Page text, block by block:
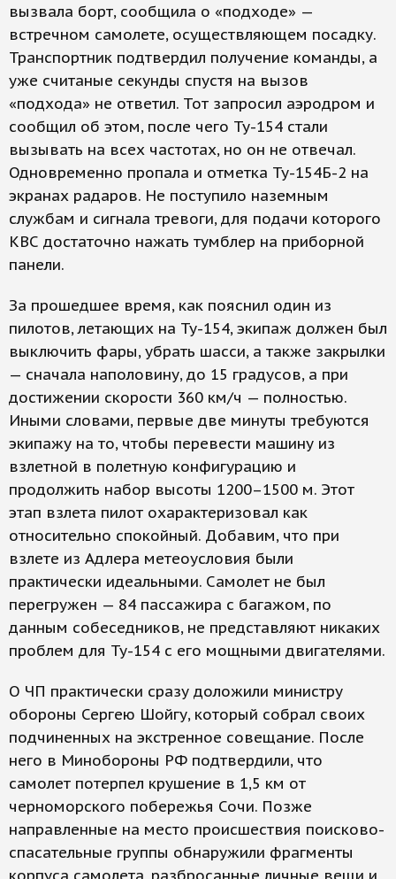
вызвала борт, сообщила о «подходе» —
встречном самолете, осуществляющем посадку.
Транспортник подтвердил получение команды, а
уже считаные секунды спустя на вызов
«подхода» не ответил. Тот запросил аэродром и
сообщил об этом, после чего Ту-154 стали
вызывать на всех частотах, но он не отвечал.
Одновременно пропала и отметка Ту-154Б-2 на
экранах радаров. Не поступило наземным
службам и сигнала тревоги, для подачи которого
КВС достаточно нажать тумблер на приборной
панели.
За прошедшее время, как пояснил один из
пилотов, летающих на Ту-154, экипаж должен был
выключить фары, убрать шасси, а также закрылки
— сначала наполовину, до 15 градусов, а при
достижении скорости 360 км/ч — полностью.
Иными словами, первые две минуты требуются
экипажу на то, чтобы перевести машину из
взлетной в полетную конфигурацию и
продолжить набор высоты 1200–1500 м. Этот
этап взлета пилот охарактеризовал как
относительно спокойный. Добавим, что при
взлете из Адлера метеоусловия были
практически идеальными. Самолет не был
перегружен — 84 пассажира с багажом, по
данным собеседников, не представляют никаких
проблем для Ту-154 с его мощными двигателями.
О ЧП практически сразу доложили министру
обороны Сергею Шойгу, который собрал своих
подчиненных на экстренное совещание. После
него в Минобороны РФ подтвердили, что
самолет потерпел крушение в 1,5 км от
черноморского побережья Сочи. Позже
направленные на место происшествия поисково-
спасательные группы обнаружили фрагменты